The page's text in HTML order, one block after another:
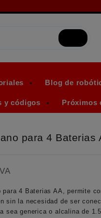
Blog de
y códigos Próximos
para 4 Baterias
para 4 Baterias AA, permite
sin la necesidad de ser
sea generica o alcalina de